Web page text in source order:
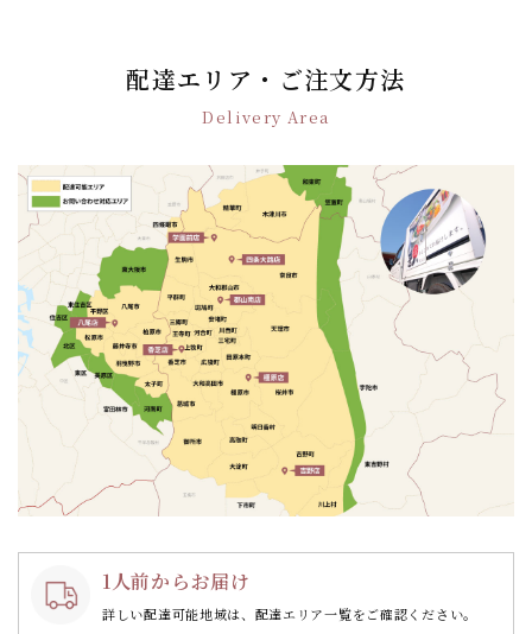
ン
配達エリア・ご注文方法
Delivery Area
1人前からお届け
詳しい配達可能地域は、配達エリア一覧をご確認ください。